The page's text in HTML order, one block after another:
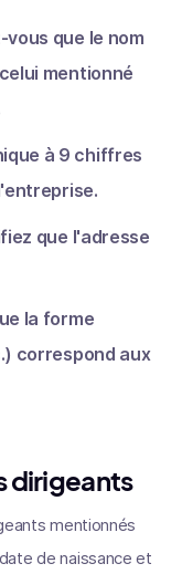
que le nom
mentionné
à 9 chiffres
que l'adresse
la forme
correspond aux
dirigeants
mentionnés
de naissance et